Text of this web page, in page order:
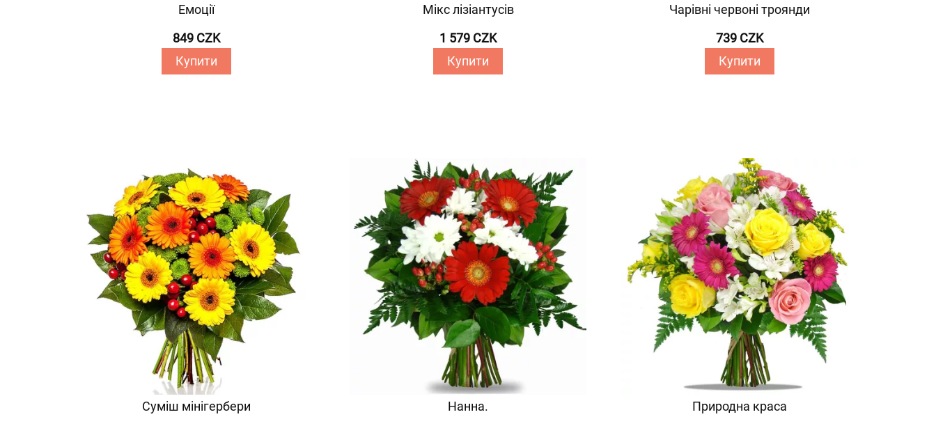
Емоції
849 CZK
Купити
Мікс лізіантусів
1 579 CZK
Купити
Чарівні червоні троянди
739 CZK
Купити
Суміш мінігербери
Нанна.
Природна краса